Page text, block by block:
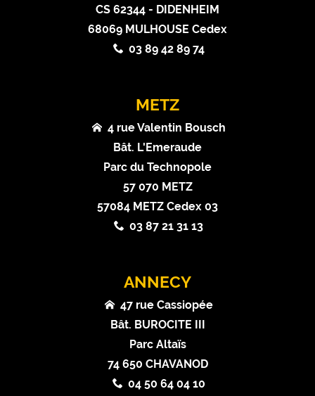
CS 62344 - DIDENHEIM
68069 MULHOUSE Cedex
03 89 42 89 74
METZ
4 rue Valentin Bousch
Bât. L'Emeraude
Parc du Technopole
57 070 METZ
57084 METZ Cedex 03
03 87 21 31 13
ANNECY
47 rue Cassiopée
Bât. BUROCITE III
Parc Altaïs
74 650 CHAVANOD
04 50 64 04 10